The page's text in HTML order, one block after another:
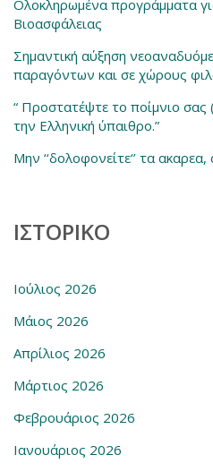
Ολοκληρωμένα προγράμματα
Βιοασφάλειας
Σημαντική αύξηση
παραγόντων και σε χώρους
“ Προστατέψτε το ποίμνιο
την Ελληνική ύπαιθρο.”
Μην ‘‘δολοφονείτε‘’ τα
ΙΣΤΟΡΙΚΌ
Ιούλιος 2026
Μάιος 2026
Απρίλιος 2026
Μάρτιος 2026
Φεβρουάριος 2026
Ιανουάριος 2026